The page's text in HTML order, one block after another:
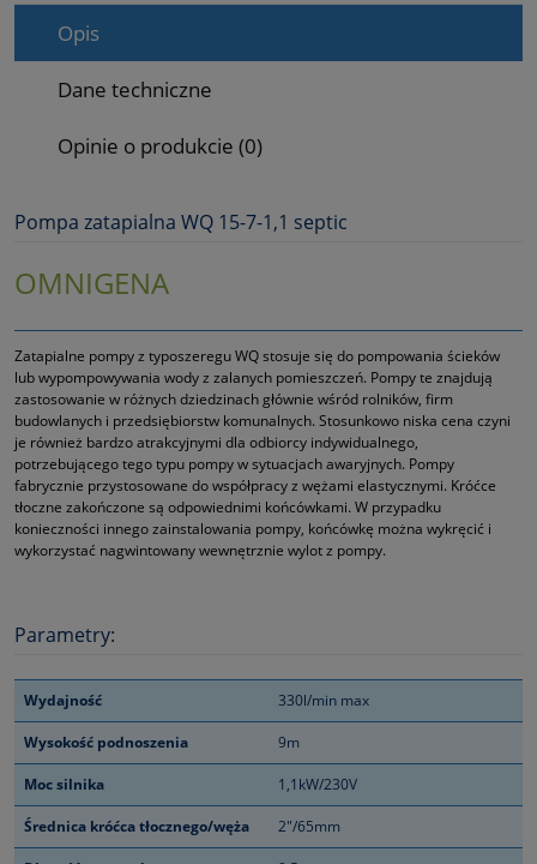
Opis
Dane techniczne
Opinie o produkcie (0)
Pompa zatapialna WQ 15-7-1,1 septic
OMNIGENA
Zatapialne pompy z typoszeregu WQ stosuje się do pompowania ścieków
lub wypompowywania wody z zalanych pomieszczeń. Pompy te znajdują
zastosowanie w różnych dziedzinach głównie wśród rolników, firm
budowlanych i przedsiębiorstw komunalnych. Stosunkowo niska cena czyni
je również bardzo atrakcyjnymi dla odbiorcy indywidualnego,
potrzebującego tego typu pompy w sytuacjach awaryjnych. Pompy
fabrycznie przystosowane do współpracy z wężami elastycznymi. Króćce
tłoczne zakończone są odpowiednimi końcówkami. W przypadku
konieczności innego zainstalowania pompy, końcówkę można wykręcić i
wykorzystać nagwintowany wewnętrznie wylot z pompy.
Parametry:
Wydajność 330l/min max
Wysokość podnoszenia 9m
Moc silnika 1,1kW/230V
Średnica króćca tłocznego/węża 2"/65mm